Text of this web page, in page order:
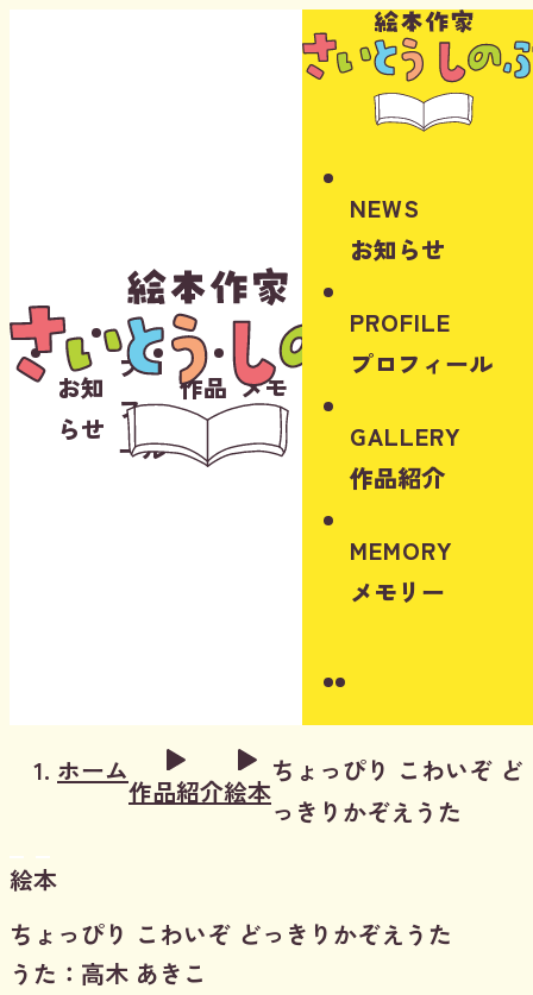
お知
らせ
プロ
フィ
ール
作品
紹介
メモ
リー
NEWS
お知らせ
PROFILE
プロフィール
GALLERY
作品紹介
MEMORY
メモリー
ホーム
作品紹介絵本
ちょっぴり こわいぞ ど
っきりかぞえうた
絵本
ちょっぴり こわいぞ どっきりかぞえうた
うた：高木 あきこ